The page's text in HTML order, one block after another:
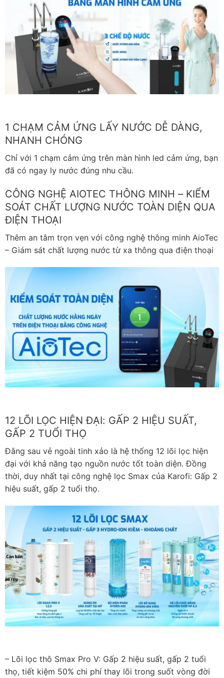
1 CHẠM CẢM ỨNG LẤY NƯỚC DỄ DÀNG,
NHANH CHÓNG
Chỉ với 1 chạm cảm ứng trên màn hình led cảm ứng, bạn
đã có ngay ly nước đúng nhu cầu.
CÔNG NGHỆ AIOTEC THÔNG MINH – KIỂM
SOÁT CHẤT LƯỢNG NƯỚC TOÀN DIỆN QUA
ĐIỆN THOẠI
Thêm an tâm trọn vẹn với công nghệ thông minh AioTec
– Giám sát chất lượng nước từ xa thông qua điện thoại
12 LÕI LỌC HIỆN ĐẠI: GẤP 2 HIỆU SUẤT,
GẤP 2 TUỔI THỌ
Đằng sau vẻ ngoài tinh xảo là hệ thống 12 lõi lọc hiện
đại với khả năng tạo nguồn nước tốt toàn diện. Đồng
thời, duy nhất tại công nghệ lọc Smax của Karofi: Gấp 2
hiệu suất, gấp 2 tuổi thọ.
– Lõi lọc thô Smax Pro V: Gấp 2 hiệu suất, gấp 2 tuổi
thọ, tiết kiệm 50% chi phí thay lõi trong suốt vòng đời